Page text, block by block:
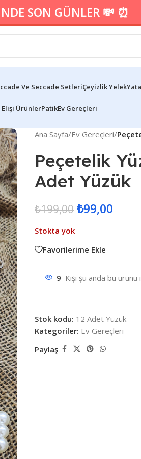
SON GÜNLER 💸 ⏰
Ve Seccade SetleriÇeyizlik Yelek
Elişi ÜrünlerPatikEv Gereçleri
Ana Sayfa/Ev Gereçleri/
Peçetelik
Adet Yüzük
₺199,00 ₺99,00
Stokta yok
Favorilerime Ekle
9 Kişi şu anda bu ürünü
Stok kodu: 12 Adet Yüzük
Kategoriler: Ev Gereçleri
Paylaş